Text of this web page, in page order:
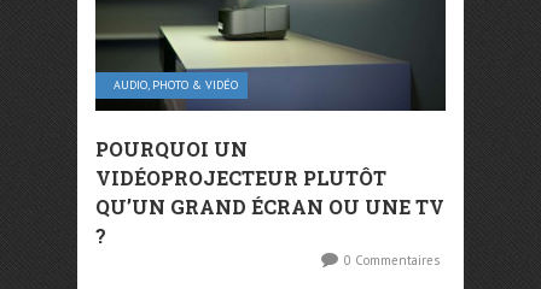
AUDIO, PHOTO & VIDÉO
POURQUOI UN
VIDÉOPROJECTEUR PLUTÔT
QU’UN GRAND ÉCRAN OU UNE TV
?
0 Commentaires